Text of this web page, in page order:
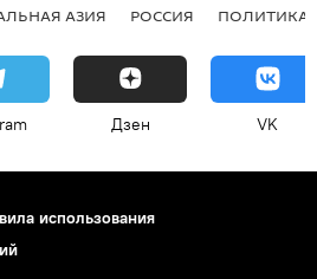
АЗИЯ РОССИЯ ПОЛИТИКА
Дзен VK
использования